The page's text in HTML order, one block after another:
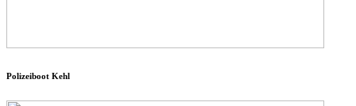
Polizeiboot Kehl